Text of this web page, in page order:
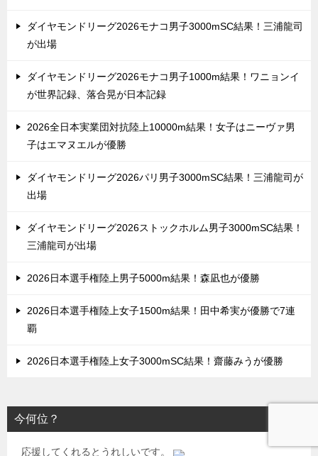
ダイヤモンドリーグ2026モナコ男子3000mSC結果！三浦龍司
が出場
ダイヤモンドリーグ2026モナコ男子1000m結果！ワニョンイ
が世界記録、落合晃が日本記録
2026全日本実業団対抗陸上10000m結果！女子はニーヴァ男
子はエマヌエルが優勝
ダイヤモンドリーグ2026パリ男子3000mSC結果！三浦龍司が
出場
ダイヤモンドリーグ2026ストックホルム男子3000mSC結果！
三浦龍司が出場
2026日本選手権陸上男子5000m結果！森凪也が優勝
2026日本選手権陸上女子1500m結果！田中希実が優勝で7連
覇
2026日本選手権陸上女子3000mSC結果！齋藤みうが優勝
今何位？
応援してくれるとうれしいです。